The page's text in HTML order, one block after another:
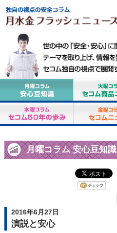
月曜コラム 安心豆知識
2016年6月27日
演説と安心